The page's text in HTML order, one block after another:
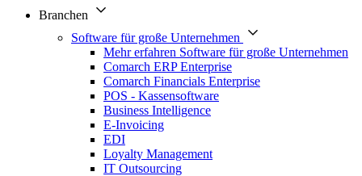
Branchen
Software für große Unternehmen
Mehr erfahren Software für große Unternehmen
Comarch ERP Enterprise
Comarch Financials Enterprise
POS - Kassensoftware
Business Intelligence
E-Invoicing
EDI
Loyalty Management
IT Outsourcing